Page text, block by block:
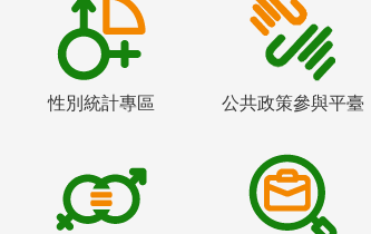
性別統計專區 公共政策參與平臺